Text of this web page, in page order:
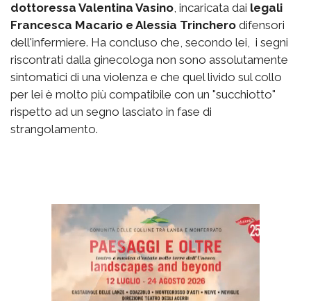
dottoressa Valentina Vasino, incaricata dai legali
Francesca Macario e Alessia Trinchero difensori
dell'infermiere. Ha concluso che, secondo lei, i segni
riscontrati dalla ginecologa non sono assolutamente
sintomatici di una violenza e che quel livido sul collo
per lei è molto più compatibile con un "succhiotto"
rispetto ad un segno lasciato in fase di
strangolamento.